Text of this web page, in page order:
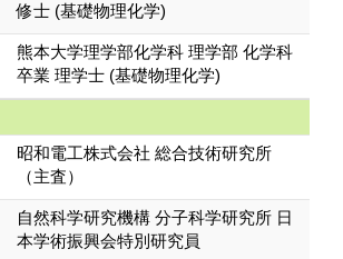
修士 (基礎物理化学)
熊本大学理学部化学科 理学部 化学科
卒業 理学士 (基礎物理化学)
昭和電工株式会社 総合技術研究所
（主査）
自然科学研究機構 分子科学研究所 日
本学術振興会特別研究員